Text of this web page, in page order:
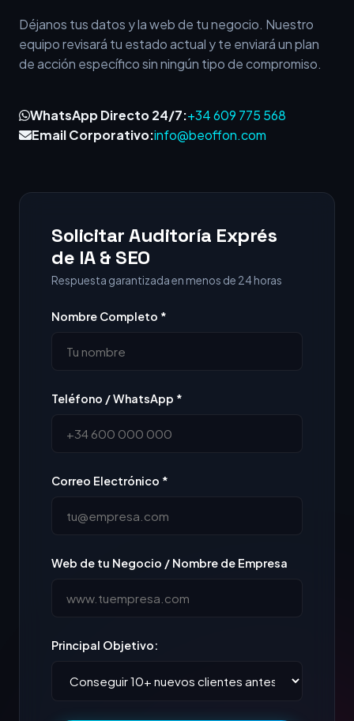
Déjanos tus datos y la web de tu negocio. Nuestro
equipo revisará tu estado actual y te enviará un plan
de acción específico sin ningún tipo de compromiso.
WhatsApp Directo 24/7:+34 609 775 568
Email Corporativo:info@beoffon.com
Solicitar Auditoría Exprés
de IA & SEO
Respuesta garantizada en menos de 24 horas
Nombre Completo *
Teléfono / WhatsApp *
Correo Electrónico *
Web de tu Negocio / Nombre de Empresa
Principal Objetivo: